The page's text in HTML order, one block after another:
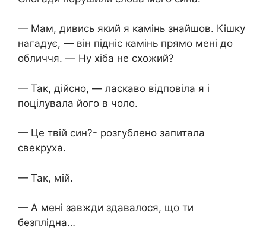
— Мам, дивись який я камінь знайшов. Кішку
нагадує, — він підніс камінь прямо мені до
обличчя. — Ну хіба не схожий?
— Так, дійсно, — ласкаво відповіла я і
поцілувала його в чоло.
— Це твій син?- розгублено запитала
свекруха.
— Так, мій.
— А мені завжди здавалося, що ти
безплідна…